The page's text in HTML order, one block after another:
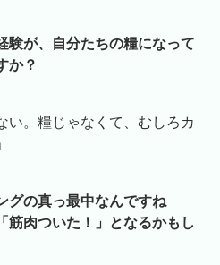
験が、自分たちの糧になって
か？
い。糧じゃなくて、むしろカ
グの真っ最中なんですね
筋肉ついた！」となるかもし